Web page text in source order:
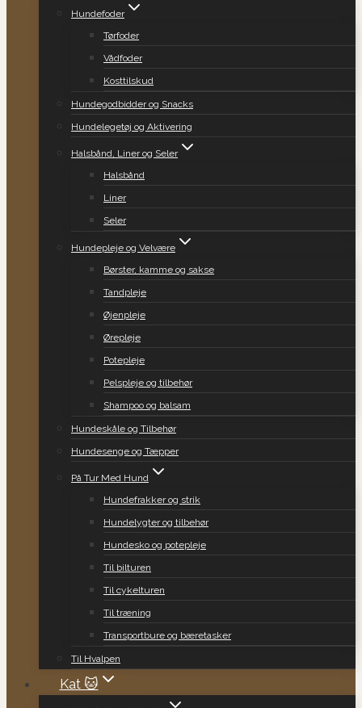
Hundefoder
Tørfoder
Vådfoder
Kosttilskud
Hundegodbidder og Snacks
Hundelegetøj og Aktivering
Halsbånd, Liner og Seler
Halsbånd
Liner
Seler
Hundepleje og Velvære
Børster, kamme og sakse
Tandpleje
Øjenpleje
Ørepleje
Potepleje
Pelspleje og tilbehør
Shampoo og balsam
Hundeskåle og Tilbehør
Hundesenge og Tæpper
På Tur Med Hund
Hundefrakker og strik
Hundelygter og tilbehør
Hundesko og potepleje
Til bilturen
Til cykelturen
Til træning
Transportbure og bæretasker
Til Hvalpen
Kat 🐱